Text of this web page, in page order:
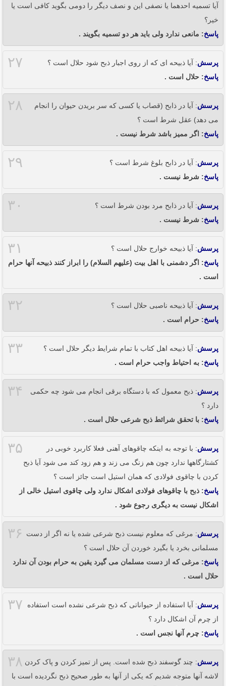
آیا تسمیه احدهما یا نصفی این و نصف دیگر را دومی بگوید کافی است یا
خیر؟
پاسخ: مانعی ندارد ولی باید هر دو تسمیه بگویند .
۲۷ پرسش: آیا ذبیحه ای که از روی اجبار ذبح شود حلال است ؟
پاسخ: حلال است .
۲۸ پرسش: آیا در ذابح (قصاب یا کسی که سر بریدن حیوان را انجام
می دهد) عقل شرط است ؟
پاسخ: اگر ممیز باشد شرط نیست .
۲۹ پرسش: آیا در ذابح بلوغ شرط است ؟
پاسخ: شرط نیست .
۳۰ پرسش: آیا در ذابح مرد بودن شرط است ؟
پاسخ: شرط نیست .
۳۱ پرسش: آیا ذبیحه خوارج حلال است ؟
پاسخ: اگر دشمنی با اهل بیت (علیهم السلام) را ابراز کنند ذبیحه آنها حرام
است .
۳۲ پرسش: آیا ذبیحه ناصبی حلال است ؟
پاسخ: حرام است .
۳۳ پرسش: آیا ذبیحه اهل کتاب با تمام شرایط دیگر حلال است ؟
پاسخ: به احتیاط واجب حرام است .
۳۴ پرسش: ذبح معمول که با دستگاه برقی انجام می شود چه حکمی
دارد ؟
پاسخ: با تحقق شرائط ذبح شرعی حلال است .
۳۵ پرسش: با توجه به اینکه چاقوهای آهنی فعلا کاربرد خوبی در
کشتارگاهها ندارد چون هم زنگ می زند و هم زود کند می شود آیا ذبح
کردن با چاقوی فولادی که همان استیل است جائز است ؟
پاسخ: ذبح با چاقوهای فولادی اشکال ندارد ولی چاقوی استیل خالی از
اشکال نیست به دیگری رجوع شود .
۳۶ پرسش: مرغی که معلوم نیست ذبح شرعی شده یا نه اگر از دست
مسلمانی بخرد یا بگیرد خوردن آن حلال است ؟
پاسخ: مرغی که از دست مسلمان می گیرد یقین به حرام بودن آن ندارد
حلال است .
۳۷ پرسش: آیا استفاده از حیواناتی که ذبح شرعی نشده است استفاده
از چرم آن اشکال دارد ؟
پاسخ: چرم آنها نجس است .
۳۸ پرسش: چند گوسفند ذبح شده است. پس از تمیز کردن و پاک کردن
لاشه آنها متوجه شدیم که یکی از آنها به طور صحیح ذبح نگردیده است با